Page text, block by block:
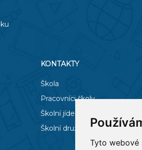
Tyto webové
KONTAKTY
Škola
Pracovníci školy
Školní jídelna
Školní družina